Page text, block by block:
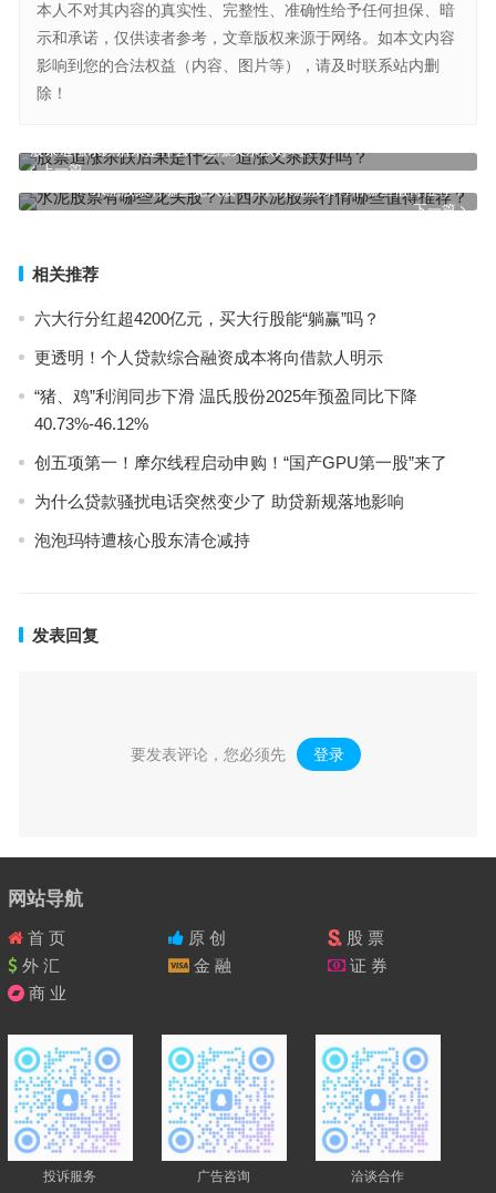
本人不对其内容的真实性、完整性、准确性给予任何担保、暗
示和承诺，仅供读者参考，文章版权来源于网络。如本文内容
影响到您的合法权益（内容、图片等），请及时联系站内删
除！
上一篇
股票追涨杀跌后果是什么、追涨又杀跌好吗？
下一篇
水泥股票有哪些龙头股？江西水泥股票行情哪些值得推荐？
相关推荐
六大行分红超4200亿元，买大行股能“躺赢”吗？
更透明！个人贷款综合融资成本将向借款人明示
“猪、鸡”利润同步下滑 温氏股份2025年预盈同比下降
40.73%-46.12%
创五项第一！摩尔线程启动申购！“国产GPU第一股”来了
为什么贷款骚扰电话突然变少了 助贷新规落地影响
泡泡玛特遭核心股东清仓减持
发表回复
要发表评论，您必须先 登录 。
网站导航
首 页 原 创
股 票
外 汇
金 融
证 券
商 业
投诉服务 广告咨询 洽谈合作